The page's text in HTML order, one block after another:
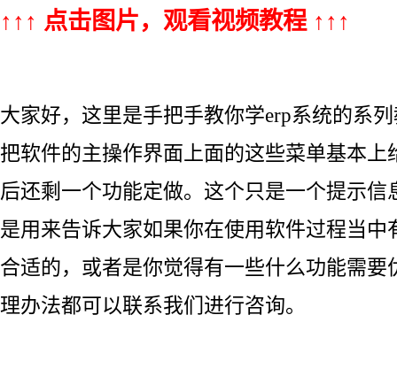
↑↑↑ 点击图片，观看视频教程 ↑↑↑
大家好，这里是手把手教你学erp系统的系
把软件的主操作界面上面的这些菜单基本上
后还剩一个功能定做。这个只是一个提示信
是用来告诉大家如果你在使用软件过程当中
合适的，或者是你觉得有一些什么功能需要
理办法都可以联系我们进行咨询。